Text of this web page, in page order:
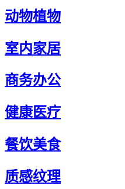
动物植物
室内家居
商务办公
健康医疗
餐饮美食
质感纹理